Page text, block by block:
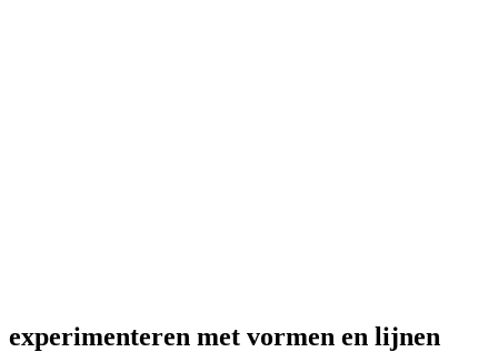
experimenteren met vormen en lijnen